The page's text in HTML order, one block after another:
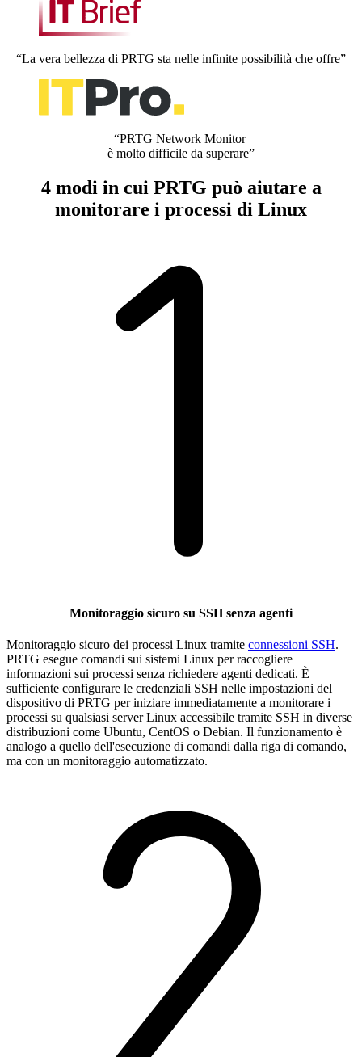
“La vera bellezza di PRTG sta nelle infinite possibilità che offre”
“PRTG Network Monitor
è molto difficile da superare”
4 modi in cui PRTG può aiutare a
monitorare i processi di Linux
Monitoraggio sicuro su SSH senza agenti
Monitoraggio sicuro dei processi Linux tramite connessioni SSH.
PRTG esegue comandi sui sistemi Linux per raccogliere
informazioni sui processi senza richiedere agenti dedicati. È
sufficiente configurare le credenziali SSH nelle impostazioni del
dispositivo di PRTG per iniziare immediatamente a monitorare i
processi su qualsiasi server Linux accessibile tramite SSH in diverse
distribuzioni come Ubuntu, CentOS o Debian. Il funzionamento è
analogo a quello dell'esecuzione di comandi dalla riga di comando,
ma con un monitoraggio automatizzato.